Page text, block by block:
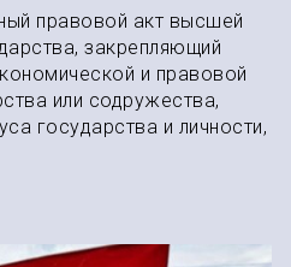
правовой акт высшей
закрепляющий
и правовой
или содружества,
государства и личности,